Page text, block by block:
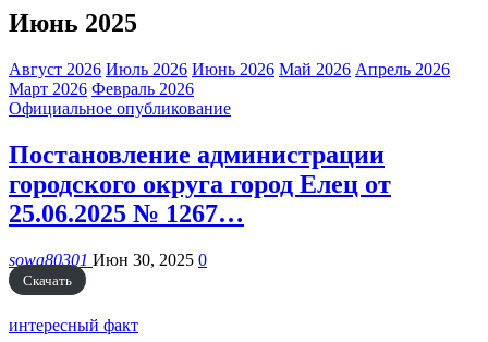
Июнь 2025
Август 2026 Июль 2026 Июнь 2026 Май 2026 Апрель 2026
Март 2026 Февраль 2026
Официальное опубликование
Постановление администрации
городского округа город Елец от
25.06.2025 № 1267…
sowa80301 Июн 30, 2025 0
Скачать
интересный факт